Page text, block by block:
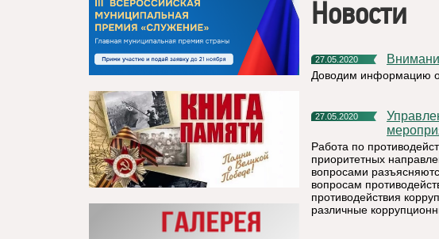
Новости
27.05.2020
Доводим информацию о
27.05.2020
Управление Росреестра по Республике Коми проводит
Работа по
приоритетных
вопросами
вопросам
противодействия
различные